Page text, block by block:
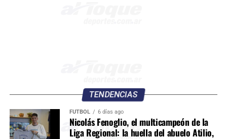
TENDENCIAS
FÚTBOL 6 días ago
Nicolás Fenoglio, el multicampeón de la
Liga Regional: la huella del abuelo Atilio,